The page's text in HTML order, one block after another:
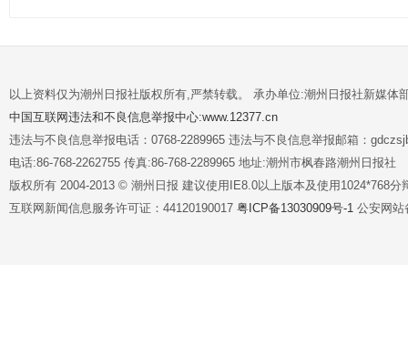
以上资料仅为潮州日报社版权所有,严禁转载。 承办单位:潮州日报社新媒体
中国互联网违法和不良信息举报中心:www.12377.cn
违法与不良信息举报电话：0768-2289965 违法与不良信息举报邮箱：
电话:86-768-2262755 传真:86-768-2289965 地址:潮州市枫春路潮州日报社
版权所有 2004-2013 © 潮州日报 建议使用IE8.0以上版本及使用1024*768分
互联网新闻信息服务许可证：44120190017 粤ICP备13030909号-1 公安网站